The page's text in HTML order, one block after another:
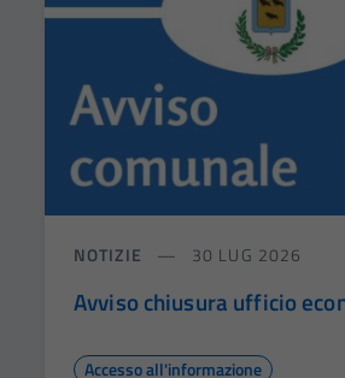
NOTIZIE 30 LUG 2026
Avviso chiusura ufficio
Accesso all'informazione